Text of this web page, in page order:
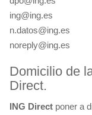
ing@ing.es
n.datos@ing.es
noreply@ing.es
Domicilio de
Direct.
ING Direct poner a